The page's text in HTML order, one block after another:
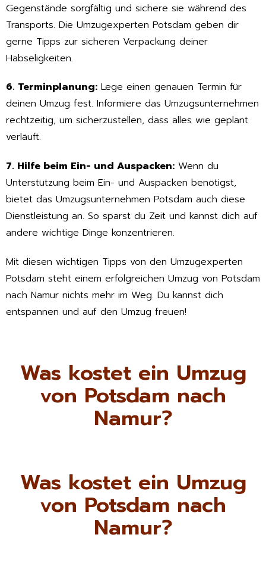
Gegenstände sorgfältig und sichere sie während des
Transports. Die Umzugexperten Potsdam geben dir
gerne Tipps zur sicheren Verpackung deiner
Habseligkeiten.
6. Terminplanung: Lege einen genauen Termin für
deinen Umzug fest. Informiere das Umzugsunternehmen
rechtzeitig, um sicherzustellen, dass alles wie geplant
verläuft.
7. Hilfe beim Ein- und Auspacken: Wenn du
Unterstützung beim Ein- und Auspacken benötigst,
bietet das Umzugsunternehmen Potsdam auch diese
Dienstleistung an. So sparst du Zeit und kannst dich auf
andere wichtige Dinge konzentrieren.
Mit diesen wichtigen Tipps von den Umzugexperten
Potsdam steht einem erfolgreichen Umzug von Potsdam
nach Namur nichts mehr im Weg. Du kannst dich
entspannen und auf den Umzug freuen!
Was kostet ein Umzug
von Potsdam nach
Namur?
Was kostet ein Umzug
von Potsdam nach
Namur?